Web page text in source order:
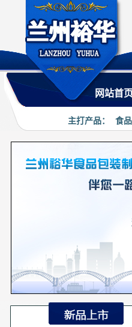
网站首页
主打产品： 食